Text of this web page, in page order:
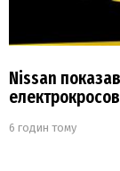
Nissan
6 годин тому